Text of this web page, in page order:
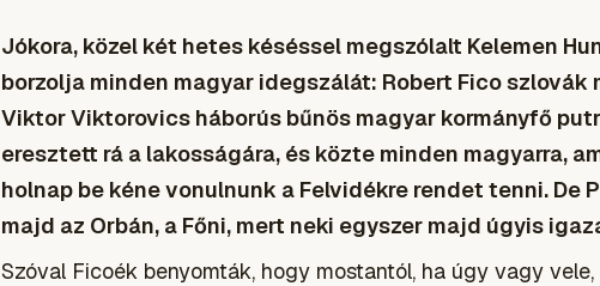
Jókora, közel két hetes késéssel megszólalt Kelemen
borzolja minden magyar idegszálát: Robert Fico szlovák
Viktor Viktorovics háborús bűnös magyar kormányfő
eresztett rá a lakosságára, és közte minden magyarra,
holnap be kéne vonulnunk a Felvidékre rendet tenni. De
majd az Orbán, a Főni, mert neki egyszer majd úgyis
Szóval Ficoék benyomták, hogy mostantól, ha úgy vagy